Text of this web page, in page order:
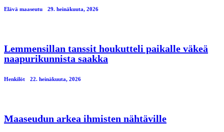
Elävä maaseutu 29. heinäkuuta, 2026
Lemmensillan tanssit houkutteli paikalle väkeä
naapurikunnista saakka
Henkilöt 22. heinäkuuta, 2026
Maaseudun arkea ihmisten nähtäville